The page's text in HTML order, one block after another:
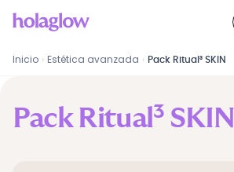
Inicio › Estética avanzada › Pack Ritual³ SKIN
Pack Ritual³ SKIN